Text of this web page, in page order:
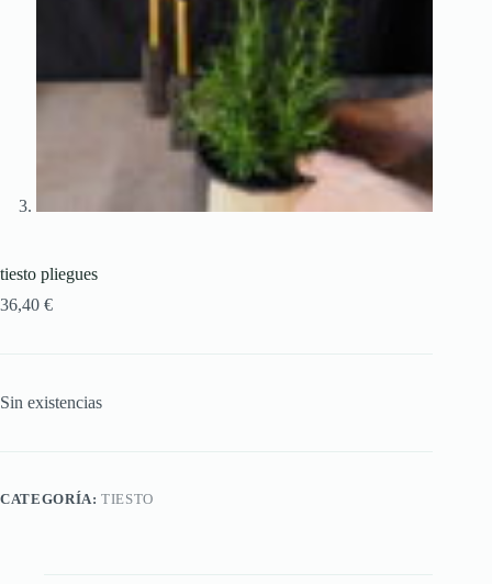
tiesto pliegues
36,40 €
Sin existencias
CATEGORÍA:TIESTO